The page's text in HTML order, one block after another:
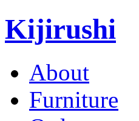
Kijirushi
About
Furniture